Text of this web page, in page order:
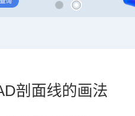
剖面线的画法